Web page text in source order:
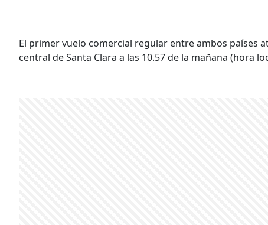
El primer vuelo comercial regular entre ambos países
central de Santa Clara a las 10.57 de la mañana (hora